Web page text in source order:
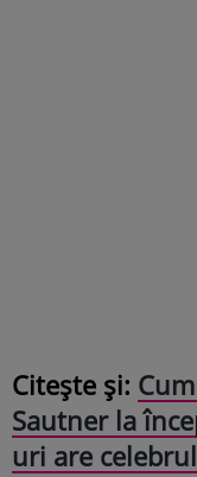
Citește și:
Sautner la
uri are